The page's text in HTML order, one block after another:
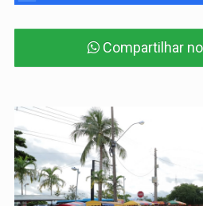
Compartilhar